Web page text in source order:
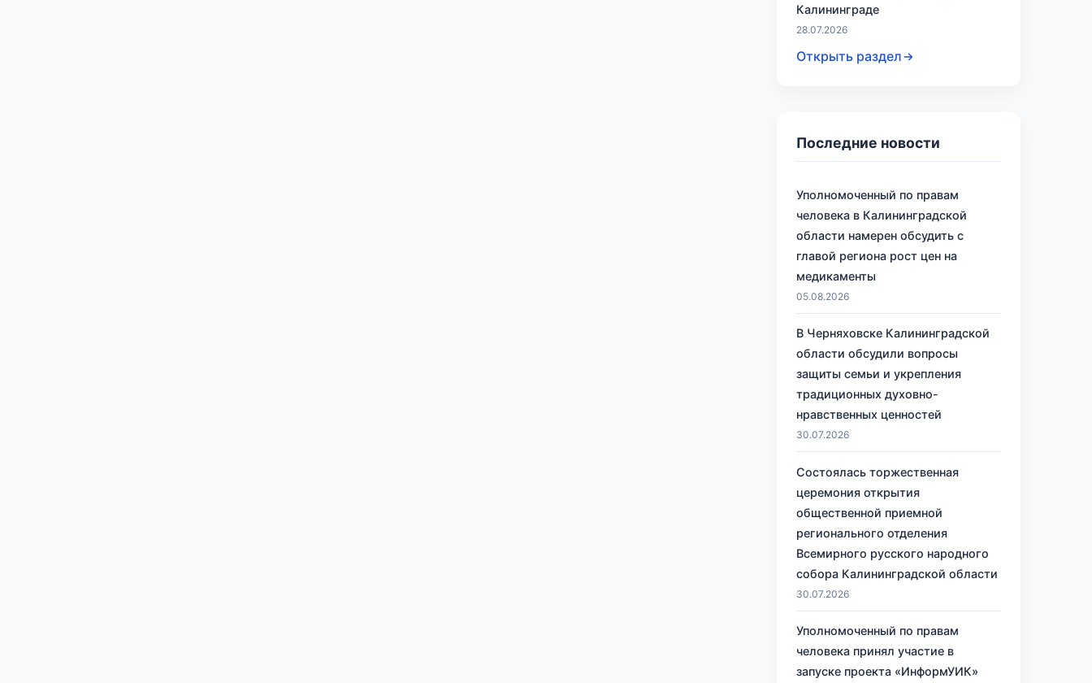
Калининграде
28.07.2026
Открыть раздел
Последние новости
Уполномоченный по правам
человека в Калининградской
области намерен обсудить с
главой региона рост цен на
медикаменты
05.08.2026
В Черняховске Калининградской
области обсудили вопросы
защиты семьи и укрепления
традиционных духовно-
нравственных ценностей
30.07.2026
Состоялась торжественная
церемония открытия
общественной приемной
регионального отделения
Всемирного русского народного
собора Калининградской области
30.07.2026
Уполномоченный по правам
человека принял участие в
запуске проекта «ИнформУИК»